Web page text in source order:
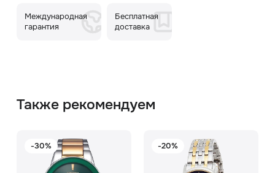
Международная
гарантия
Бесплатная
доставка
Также рекомендуем
-30% -20%